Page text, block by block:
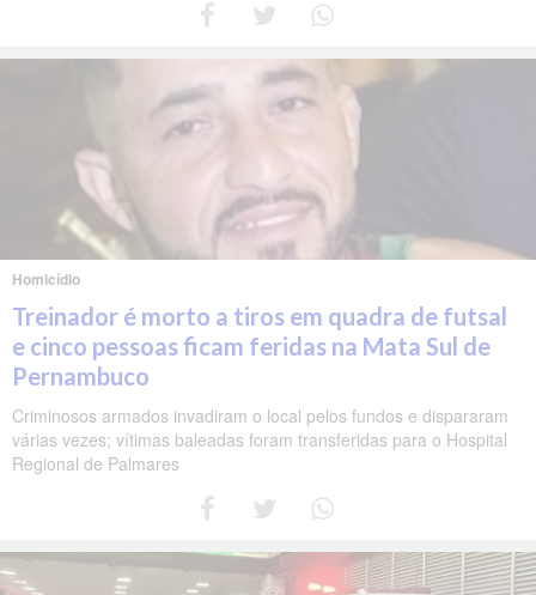
Homicídio
Treinador é morto a tiros em quadra de futsal
e cinco pessoas ficam feridas na Mata Sul de
Pernambuco
Criminosos armados invadiram o local pelos fundos e dispararam
várias vezes; vítimas baleadas foram transferidas para o Hospital
Regional de Palmares